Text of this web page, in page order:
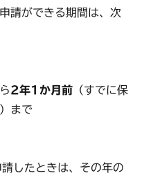
請ができる期間は、次
2年1か月前 （すでに保
まで
したときは、その年の